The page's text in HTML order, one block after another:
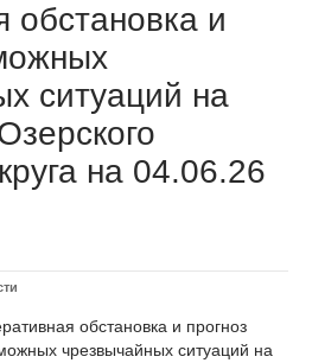
обстановка и
ситуаций на
на 04.06.26
обстановка и прогноз
чрезвычайных ситуаций на